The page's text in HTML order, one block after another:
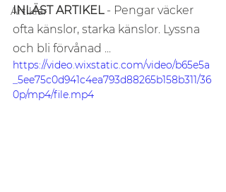
Artiklar
INLÄST ARTIKEL - Pengar väcker
ofta känslor, starka känslor. Lyssna
och bli förvånad ...
https://video.wixstatic.com/video/b65e5a
_5ee75c0d941c4ea793d88265b158b311/36
0p/mp4/file.mp4